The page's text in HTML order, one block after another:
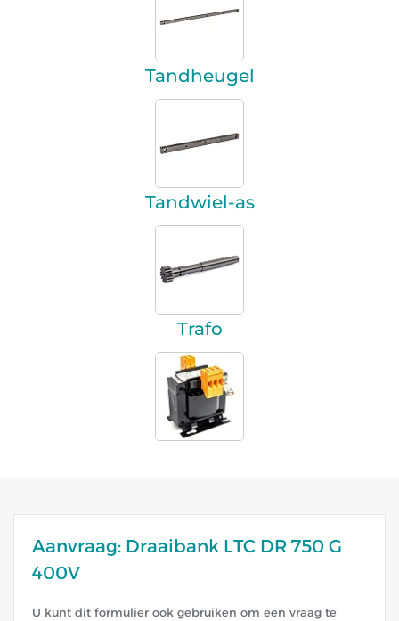
Tandheugel
Tandwiel-as
Trafo
Aanvraag: Draaibank LTC DR 750 G
400V
U kunt dit formulier ook gebruiken om een vraag te